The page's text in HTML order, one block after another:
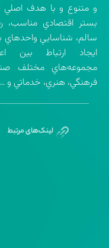
و متنوع و با هدف اصلي
بستر اقتصادي مناسب،
سالم، شناسايي واحدهاي
ايجاد ارتباط بين
مجموعه‌هاي مختلف
فرهنگي، هنري، خدماتي و …